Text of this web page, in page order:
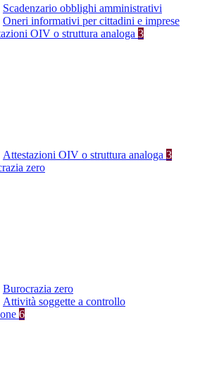
Scadenzario obblighi amministrativi
Oneri informativi per cittadini e imprese
OIV o struttura analoga 3
Attestazioni OIV o struttura analoga 3
zero
Burocrazia zero
Attività soggette a controllo
6